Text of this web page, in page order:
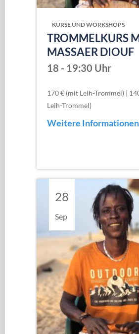
KURSE UND WORKSHOPS
TROMMELKURS
MASSAER DIOUF
18 - 19:30 Uhr
170 € (mit Leih-Trommel) |
Leih-Trommel)
Weitere Informationen
28
Sep